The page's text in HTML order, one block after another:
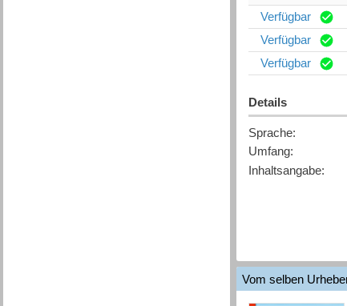
Verfügbar
Verfügbar
Verfügbar
Details
Sprache:
Umfang:
Inhaltsangabe:
Vom selben